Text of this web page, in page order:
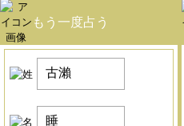
もう一度占う